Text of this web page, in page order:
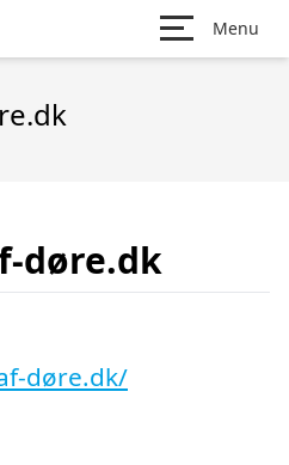
Menu
døre.dk
døre.dk/